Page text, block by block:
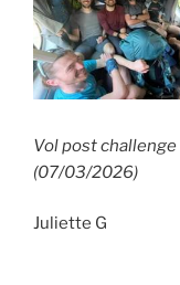
Vol post
(07/03/2026)
Juliette G